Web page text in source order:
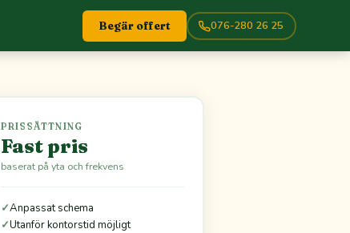
Begär offert 076-280 26 25
PRISSÄTTNING
Fast pris
baserat på yta och frekvens
✓Anpassat schema
✓Utanför kontorstid möjligt